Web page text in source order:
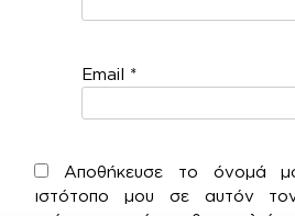
Email *
Αποθήκευσε το όνομά
ιστότοπο μου σε αυτόν